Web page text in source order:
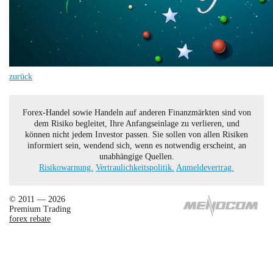
zurück
Forex-Handel sowie Handeln auf anderen Finanzmärkten sind von
dem Risiko begleitet, Ihre Anfangseinlage zu verlieren, und
können nicht jedem Investor passen. Sie sollen von allen Risiken
informiert sein, wendend sich, wenn es notwendig erscheint, an
unabhängige Quellen.
Risikowarnung. Vertraulichkeitspolitik. Anmeldevertrag.
© 2011 — 2026
Premium Trading
forex rebate